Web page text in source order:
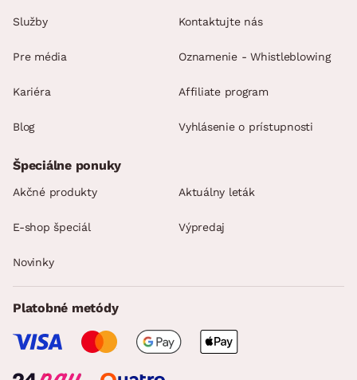
Služby
Pre média
Kariéra
Blog
Kontaktujte nás
Oznamenie - Whistleblowing
Affiliate program
Vyhlásenie o prístupnosti
Špeciálne ponuky
Akčné produkty Aktuálny leták
E-shop špeciál Výpredaj
Novinky
Platobné metódy